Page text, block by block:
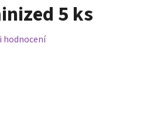
5 ks
hodnocení